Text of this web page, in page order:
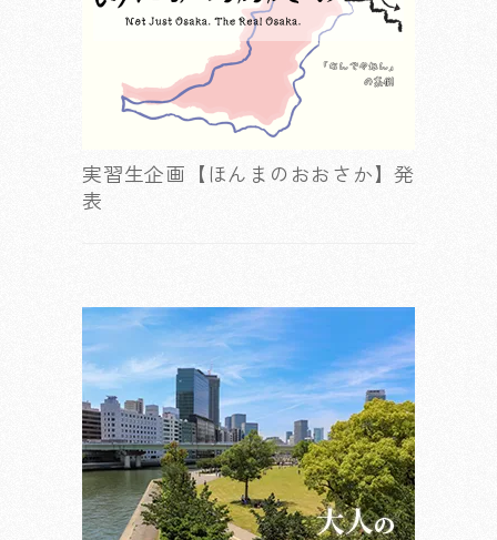
実習生企画【ほんまのおおさか】発
表